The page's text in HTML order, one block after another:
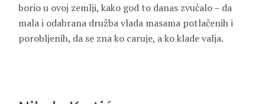
borio u ovoj zemlji, kako god to danas zvučalo – da
mala i odabrana družba vlada masama potlačenih i
porobljenih, da se zna ko caruje, a ko klade valja.